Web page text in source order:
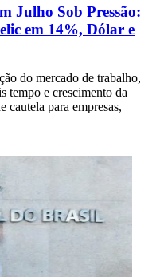
Julho Sob Pressão:
em 14%, Dólar e
do mercado de trabalho,
tempo e crescimento da
para empresas,